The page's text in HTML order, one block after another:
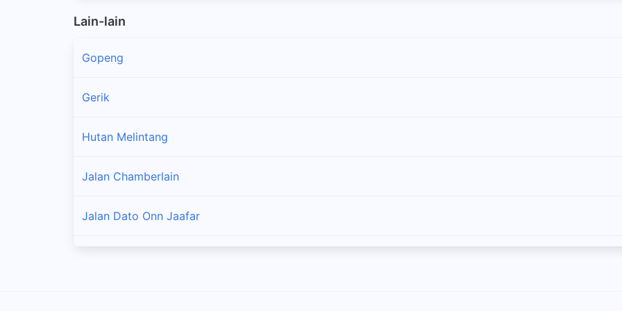
Lain-lain
Gopeng
Gerik
Hutan Melintang
Jalan Chamberlain
Jalan Dato Onn Jaafar